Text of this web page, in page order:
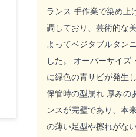
ランス 手作業で染め上
調しており、芸術的な
よってベジタブルタン
した。 オーバーサイ
に緑色の青サビが発生
保管時の型崩れ 厚みの
ンスが完璧であり、本
の薄い足型や擦れがな